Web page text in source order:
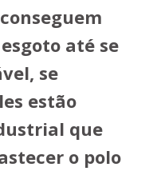
até se
se
estão
que
o polo